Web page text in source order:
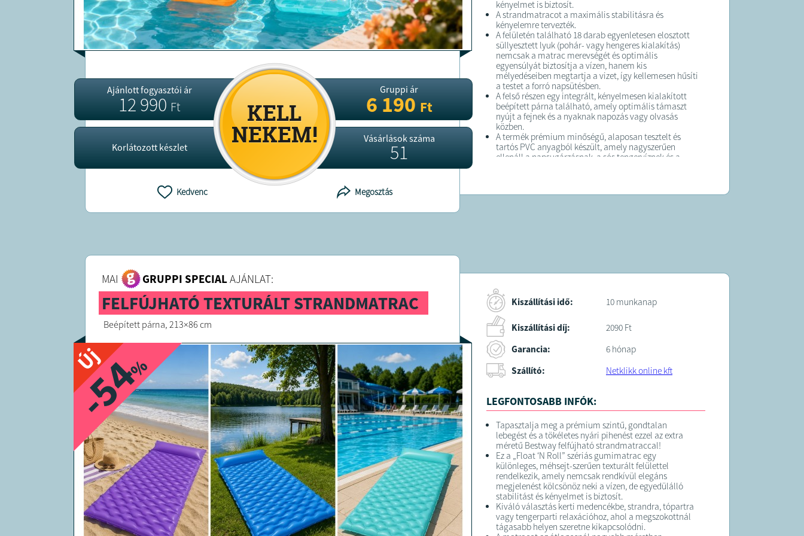
A megrendelt termék átlagosan 10 munkanapon belül
kiszállításra kerül
A termék forgalmazója: Netklikk online kft.,
elérhetősége:trendshopping.hu@gmail.com
Ajánlott fogyasztói ár
12 990Ft
Korlátozott készlet
Gruppi ár
6 190Ft
Vásárlások száma
51
Kedvenc Megosztás
kényelmet is biztosít.
A strandmatracot a maximális stabilitásra és
kényelemre tervezték.
A felületén található 18 darab egyenletesen elosztott
süllyesztett lyuk (pohár- vagy hengeres kialakítás)
nemcsak a matrac merevségét és optimális
egyensúlyát biztosítja a vízen, hanem kis
mélyedéseiben megtartja a vizet, így kellemesen hűsíti
a testet a forró napsütésben.
A felső részen egy integrált, kényelmesen kialakított
beépített párna található, amely optimális támaszt
nyújt a fejnek és a nyaknak napozás vagy olvasás
közben.
A termék prémium minőségű, alaposan tesztelt és
tartós PVC anyagból készült, amely nagyszerűen
ellenáll a napsugárzásnak, a sós tengervíznek és a
Modell / Cikkszám: BW43014
szelepek
Márka: BESTWAY
FELTÉTELEK:
A megrendelt termék átlagosan 10 munkanapon belül
kiszállításra kerül
A termék forgalmazója: Netklikk online kft.,
MAI GRUPPI SPECIALAJÁNLAT:
FELFÚJHATÓ TEXTURÁLT STRANDMATRAC
Beépített párna, 213×86 cm
Új
-54
%
Kiszállítási idő: 10 munkanap
Kiszállítási díj:
2090 Ft
Garancia:
6 hónap
Szállító:
Netklikk online kft
LEGFONTOSABB INFÓK:
Tapasztalja meg a prémium szintű, gondtalan
lebegést és a tökéletes nyári pihenést ezzel az extra
méretű Bestway felfújható strandmatraccal!
Ez a „Float ‘N Roll” szériás gumimatrac egy
különleges, méhsejt-szerűen texturált felülettel
rendelkezik, amely nemcsak rendkívül elegáns
megjelenést kölcsönöz neki a vízen, de egyedülálló
stabilitást és kényelmet is biztosít.
Kiváló választás kerti medencékbe, strandra, tópartra
vagy tengerparti relaxációhoz, ahol a megszokottnál
tágasabb helyen szeretne kikapcsolódni.